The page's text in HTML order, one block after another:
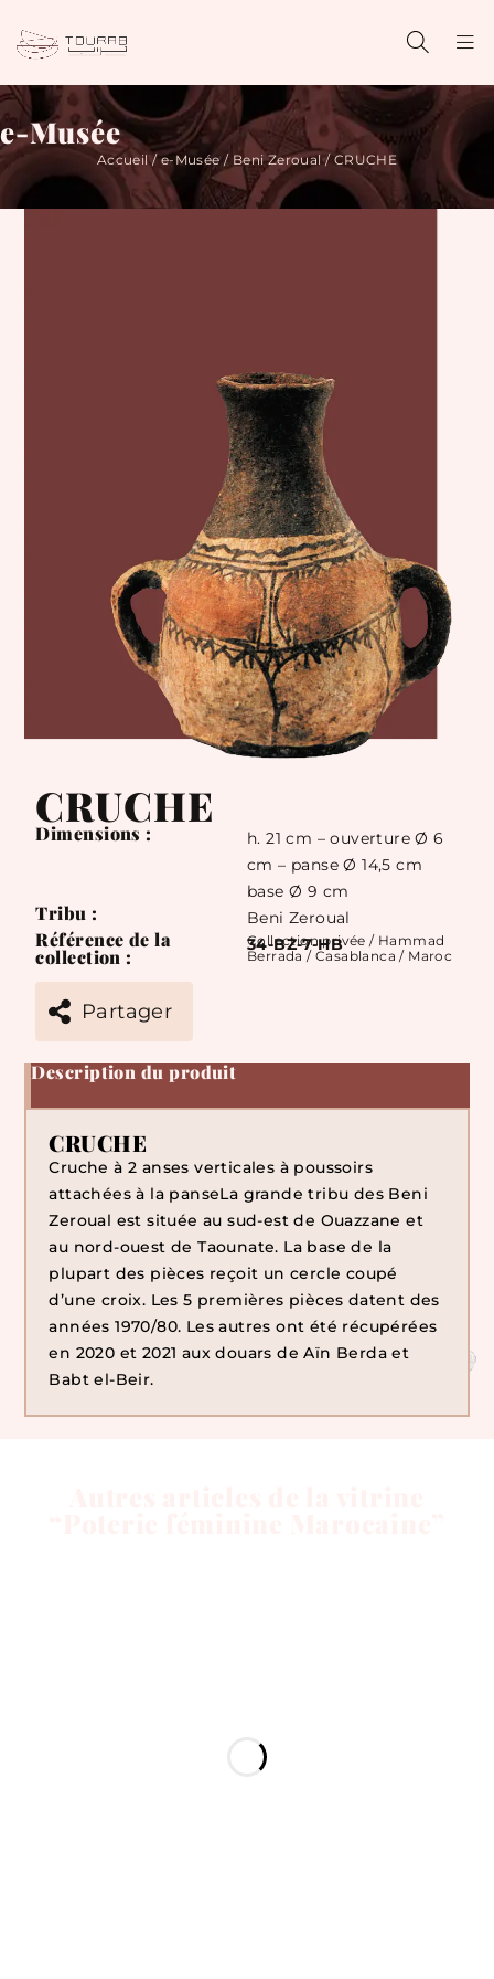
e-Musée
Accueil/e-Musée/ Beni Zeroual/ CRUCHE
CRUCHE
Dimensions :
h. 21 cm – ouverture Ø 6
cm – panse Ø 14,5 cm
base Ø 9 cm
Tribu : Beni Zeroual
Référence de la
collection :
34-BZ-7-HB
Collection privée / Hammad
Berrada / Casablanca / Maroc
Partager
Description du produit
CRUCHE
Cruche à 2 anses verticales à poussoirs
attachées à la panseLa grande tribu des Beni
Zeroual est située au sud-est de Ouazzane et
au nord-ouest de Taounate. La base de la
plupart des pièces reçoit un cercle coupé
d’une croix. Les 5 premières pièces datent des
années 1970/80. Les autres ont été récupérées
en 2020 et 2021 aux douars de Aïn Berda et
Babt el-Beir.